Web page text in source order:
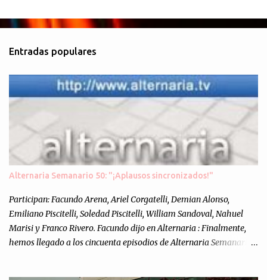
o
e
n
t
o
s
Entradas populares
Alternaria Semanario 50: "¡Aplausos sincronizados!"
Participan: Facundo Arena, Ariel Corgatelli, Demian Alonso,
Emiliano Piscitelli, Soledad Piscitelli, William Sandoval, Nahuel
Marisi y Franco Rivero. Facundo dijo en Alternaria : Finalmente,
hemos llegado a los cincuenta episodios de Alternaria Semanario.